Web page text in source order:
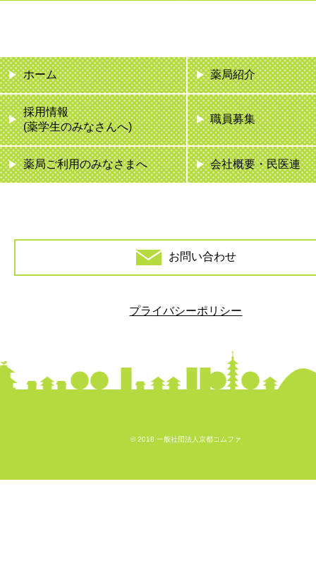
ホーム 薬局紹介
採用情報
(薬学生のみなさんへ)
職員募集
薬局ご利用のみなさまへ 会社概要・民医連
お問い合わせ
プライバシーポリシー
© 2018 一般社団法人京都コムファ